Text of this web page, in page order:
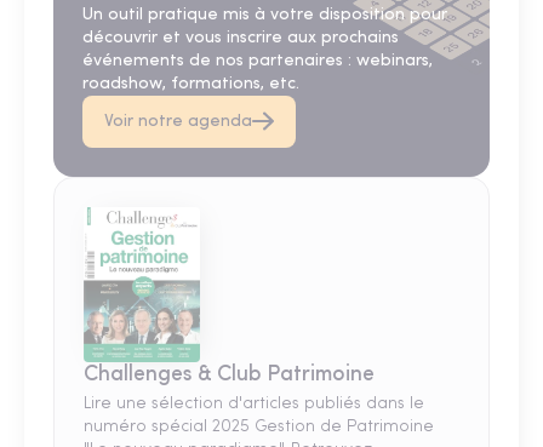
Un outil pratique mis à votre disposition pour
découvrir et vous inscrire aux prochains
événements de nos partenaires : webinars,
roadshow, formations, etc.
Voir notre agenda
Challenges & Club Patrimoine
Lire une sélection d'articles publiés dans le
numéro spécial 2025 Gestion de Patrimoine